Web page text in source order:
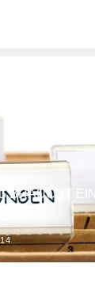
BRAUCHT EIN